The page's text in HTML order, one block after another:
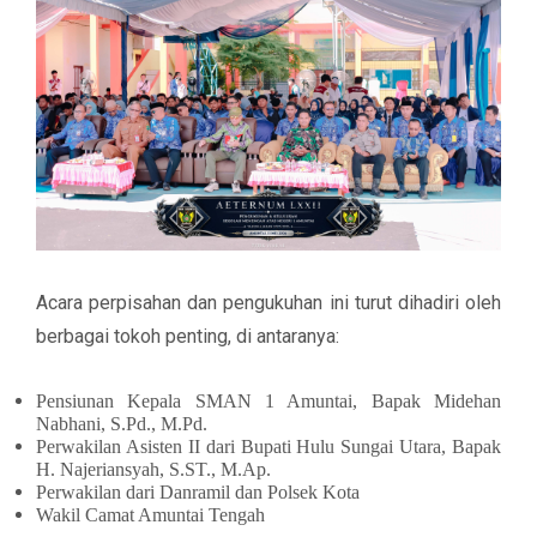
Acara perpisahan dan pengukuhan ini turut dihadiri oleh
berbagai tokoh penting, di antaranya:
Pensiunan Kepala SMAN 1 Amuntai, Bapak Midehan
Nabhani, S.Pd., M.Pd.
Perwakilan Asisten II dari Bupati Hulu Sungai Utara, Bapak
H. Najeriansyah, S.ST., M.Ap.
Perwakilan dari Danramil dan Polsek Kota
Wakil Camat Amuntai Tengah